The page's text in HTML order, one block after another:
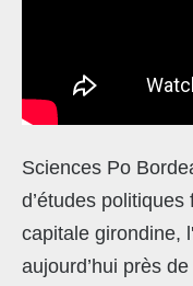
Sciences Po
d’études
capitale girondine,
aujourd’hui près